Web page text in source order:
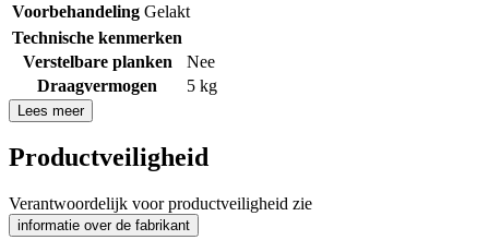
Voorbehandeling Gelakt
Technische kenmerken
Verstelbare planken
Nee
Draagvermogen
5 kg
Lees meer
Productveiligheid
Verantwoordelijk voor productveiligheid zie
informatie over de fabrikant